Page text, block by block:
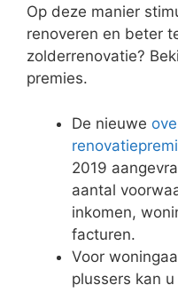
Op deze manier
renoveren en beter
zolderrenovatie?
premies.
De nieuwe
2019
aantal
inkomen,
facturen.
Voor
plussers kan